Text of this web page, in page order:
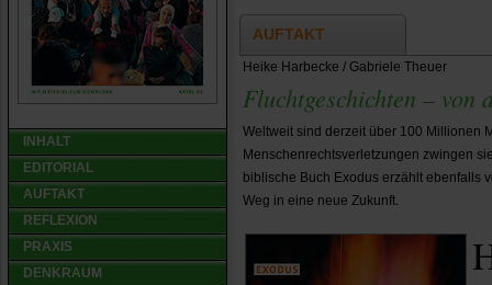
INHALT
EDITORIAL
AUFTAKT
REFLEXION
PRAXIS
DENKRAUM
AUFTAKT
Heike Harbecke / Gabriele Theuer
Fluchtgeschichten – von
Weltweit sind derzeit über 100 Millionen
Menschenrechtsverletzungen zwingen
biblische Buch Exodus erzählt ebenfalls
Weg in eine neue Zukunft.